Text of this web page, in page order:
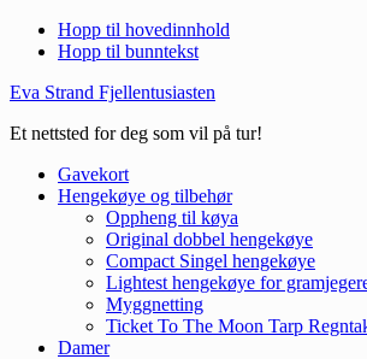
Hopp til hovedinnhold
Hopp til bunntekst
Eva Strand Fjellentusiasten
Et nettsted for deg som vil på tur!
Gavekort
Hengekøye og tilbehør
Oppheng til køya
Original dobbel hengekøye
Compact Singel hengekøye
Lightest hengekøye for
Myggnetting
Ticket To The Moon Tarp
Damer